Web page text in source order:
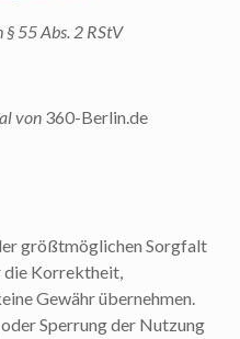
55 Abs. 2 RStV
von 360-Berlin.de
größtmöglichen Sorgfalt
die Korrektheit,
Gewähr übernehmen.
Sperrung der Nutzung